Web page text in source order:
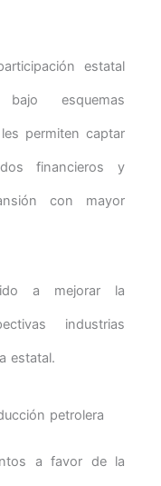
estatal
esquemas
permiten captar
financieros y
con mayor
a mejorar la
industrias
estatal.
petrolera
a favor de la